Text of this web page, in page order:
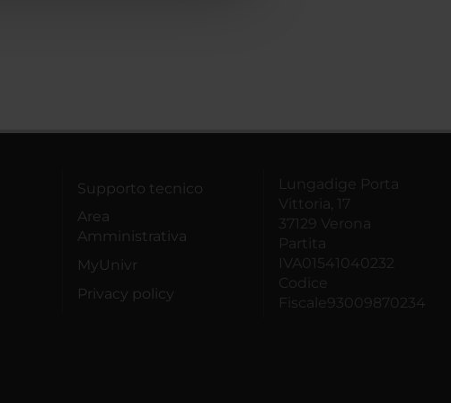
Supporto tecnico
Area
Amministrativa
MyUnivr
Privacy policy
Lungadige Porta
Vittoria, 17
37129 Verona
Partita
IVA01541040232
Codice
Fiscale93009870234